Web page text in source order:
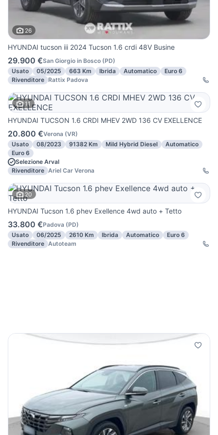
26
HYUNDAI tucson iii 2024 Tucson 1.6 crdi 48V Busine
29.900 €San Giorgio in Bosco (PD)
Usato
05/2025 663 Km Ibrida Automatico
Euro 6
Rivenditore Rattix Padova
11
HYUNDAI TUCSON 1.6 CRDI MHEV 2WD 136 CV EXELLENCE
20.800 €Verona (VR)
Usato
08/2023 91382 Km Mild Hybrid Diesel
Automatico
Euro 6
Selezione Arval
Rivenditore Ariel Car Verona
20
HYUNDAI Tucson 1.6 phev Exellence 4wd auto + Tetto
33.800 €Padova (PD)
Usato
06/2025 2610 Km Ibrida Automatico
Euro 6
Rivenditore Autoteam